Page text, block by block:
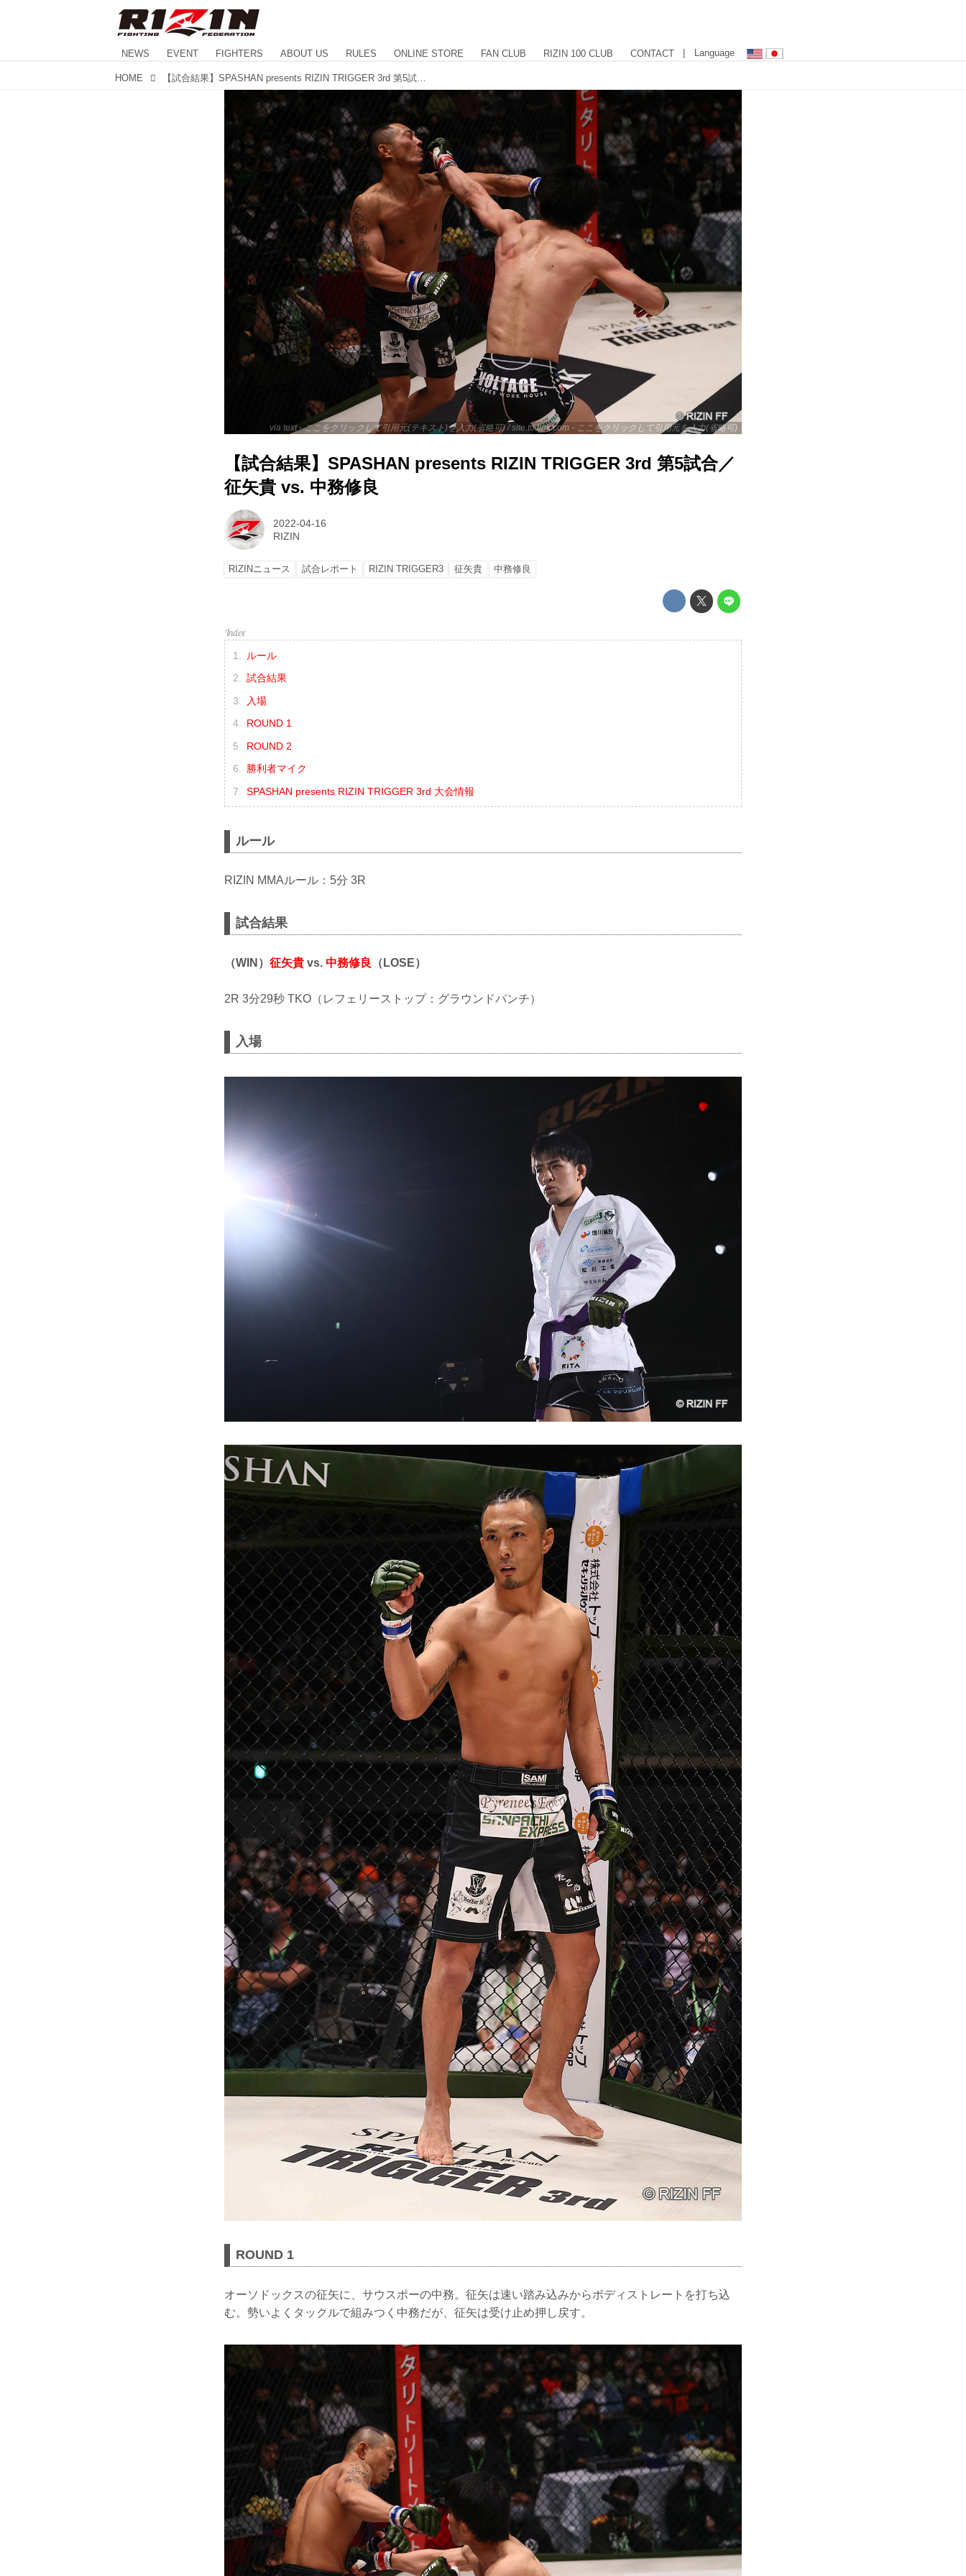
NEWS EVENT FIGHTERS ABOUT US RULES ONLINE STORE FAN CLUB RIZIN 100 CLUB CONTACT | Language
HOME
via text - ここをクリックして引用元(テキスト)を入力(省略可) / site.to.link.com - ここをクリックして引用元を入力(省略可)
【試合結果】SPASHAN presents RIZIN TRIGGER 3rd 第5試合／
征矢貴 vs. 中務修良
2022-04-16
RIZIN
RIZINニュース 試合レポート RIZIN TRIGGER3 征矢貴 中務修良
ルール
試合結果
入場
ROUND 1
ROUND 2
勝利者マイク
SPASHAN presents RIZIN TRIGGER 3rd 大会情報
ルール
RIZIN MMAルール：5分 3R
試合結果
（WIN） 征矢貴 vs. 中務修良 （LOSE）
2R 3分29秒 TKO（レフェリーストップ：グラウンドパンチ）
入場
ROUND 1
オーソドックスの征矢に、サウスポーの中務。征矢は速い踏み込みからボディストレートを打ち込
む。勢いよくタックルで組みつく中務だが、征矢は受け止め押し戻す。